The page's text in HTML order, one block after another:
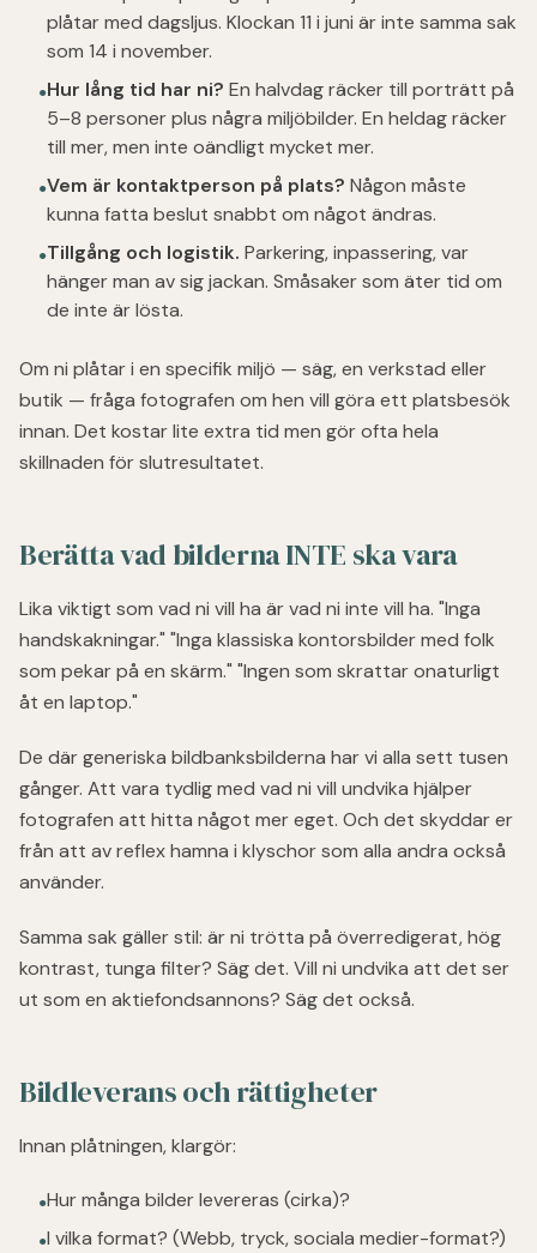
plåtar med dagsljus. Klockan 11 i juni är inte samma sak
som 14 i november.
●Hur lång tid har ni? En halvdag räcker till porträtt på
5–8 personer plus några miljöbilder. En heldag räcker
till mer, men inte oändligt mycket mer.
●Vem är kontaktperson på plats? Någon måste
kunna fatta beslut snabbt om något ändras.
●Tillgång och logistik. Parkering, inpassering, var
hänger man av sig jackan. Småsaker som äter tid om
de inte är lösta.
Om ni plåtar i en specifik miljö — säg, en verkstad eller
butik — fråga fotografen om hen vill göra ett platsbesök
innan. Det kostar lite extra tid men gör ofta hela
skillnaden för slutresultatet.
Berätta vad bilderna INTE ska vara
Lika viktigt som vad ni vill ha är vad ni inte vill ha. "Inga
handskakningar." "Inga klassiska kontorsbilder med folk
som pekar på en skärm." "Ingen som skrattar onaturligt
åt en laptop."
De där generiska bildbanksbilderna har vi alla sett tusen
gånger. Att vara tydlig med vad ni vill undvika hjälper
fotografen att hitta något mer eget. Och det skyddar er
från att av reflex hamna i klyschor som alla andra också
använder.
Samma sak gäller stil: är ni trötta på överredigerat, hög
kontrast, tunga filter? Säg det. Vill ni undvika att det ser
ut som en aktiefondsannons? Säg det också.
Bildleverans och rättigheter
Innan plåtningen, klargör:
●Hur många bilder levereras (cirka)?
●I vilka format? (Webb, tryck, sociala medier-format?)